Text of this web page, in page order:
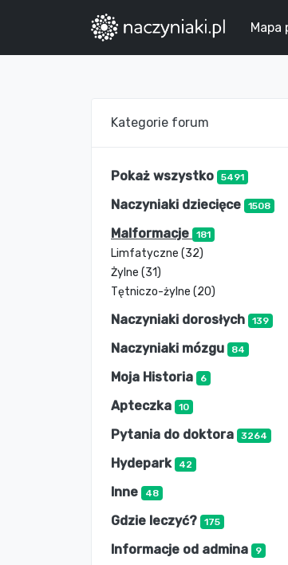
Mapa
Kategorie forum
Pokaż wszystko 5491
Naczyniaki dziecięce 1508
Malformacje 181
Limfatyczne (32)
Żylne (31)
Tętniczo-żylne (20)
Naczyniaki dorosłych 139
Naczyniaki mózgu 84
Moja Historia 6
Apteczka 10
Pytania do doktora 3264
Hydepark 42
Inne 48
Gdzie leczyć? 175
Informacje od admina 9